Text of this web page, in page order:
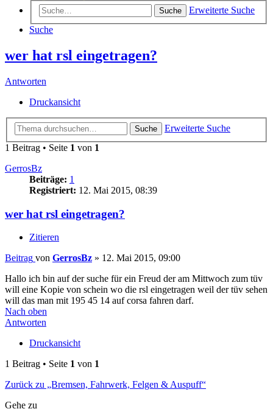
Suche
Erweiterte Suche
Suche
wer hat rsl eingetragen?
Antworten
Druckansicht
Suche
Erweiterte Suche
1 Beitrag • Seite 1 von 1
GerrosBz
Beiträge: 1
Registriert: 12. Mai 2015, 08:39
wer hat rsl eingetragen?
Zitieren
Beitrag von GerrosBz » 12. Mai 2015, 09:00
Hallo ich bin auf der suche für ein Freud der am Mittwoch zum tüv
will eine Kopie von schein wo die rsl eingetragen weil der tüv sehen
will das man mit 195 45 14 auf corsa fahren darf.
Nach oben
Antworten
Druckansicht
1 Beitrag • Seite 1 von 1
Zurück zu „Bremsen, Fahrwerk, Felgen & Auspuff“
Gehe zu